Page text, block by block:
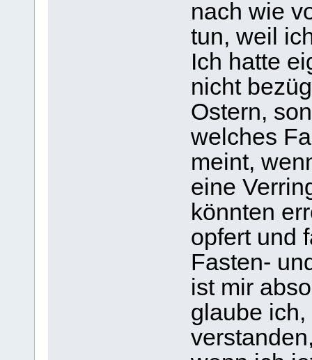
nach wie
tun, weil
Ich hatte
nicht
Ostern,
welches
meint,
eine
könnten
opfert und
Fasten-
ist mir
glaube